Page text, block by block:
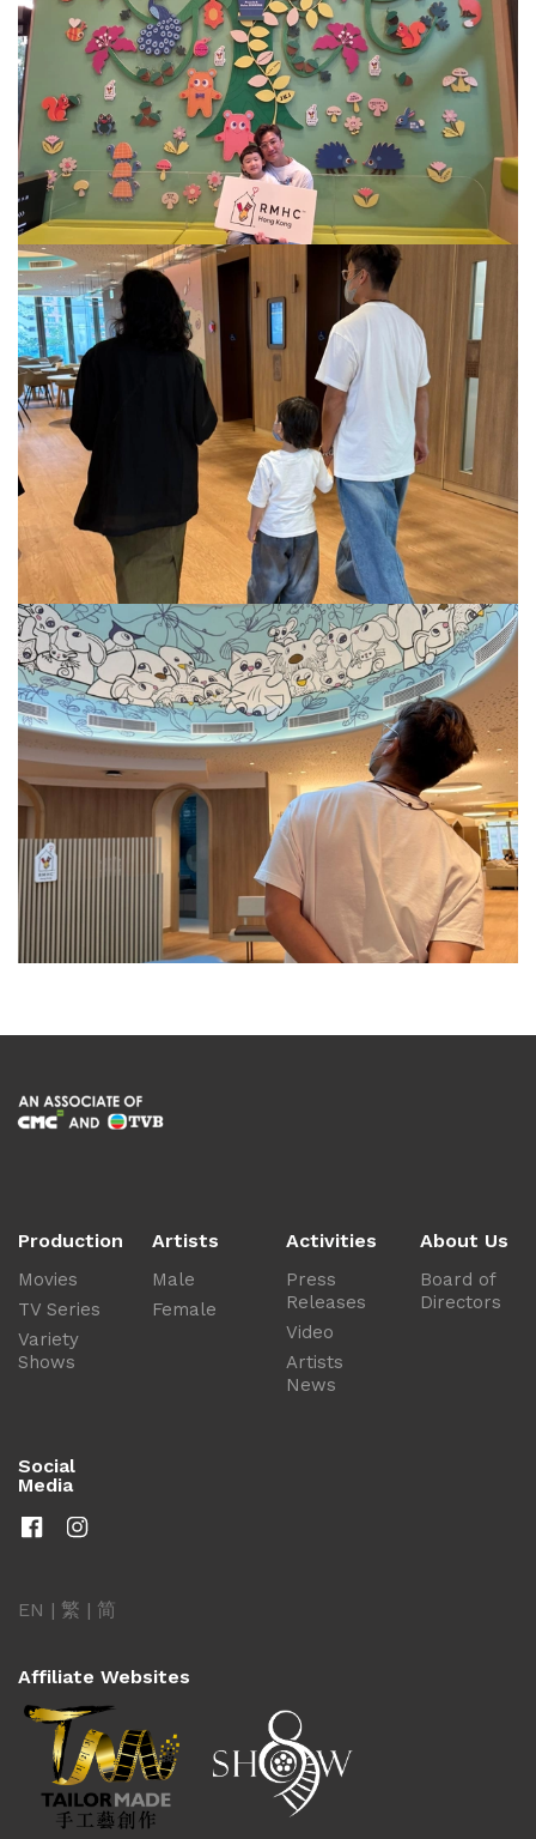
Production
Movies
TV Series
Variety
Shows
Artists
Male
Female
Activities
Press
Releases
Video
Artists
News
About Us
Board of
Directors
Social
Media
EN | 繁 | 简
Affiliate Websites